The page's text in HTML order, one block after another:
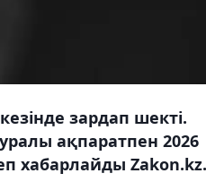
зардап шекті.
ақпаратпен 2026
хабарлайды Zakon.kz.